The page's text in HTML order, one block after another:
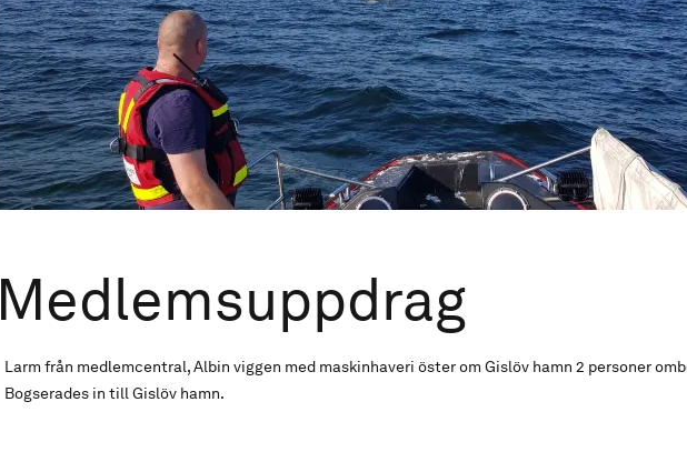
Medlemsuppdrag
Larm från medlemcentral, Albin viggen med maskinhaveri öster om Gislöv hamn 2 personer
Bogserades in till Gislöv hamn.